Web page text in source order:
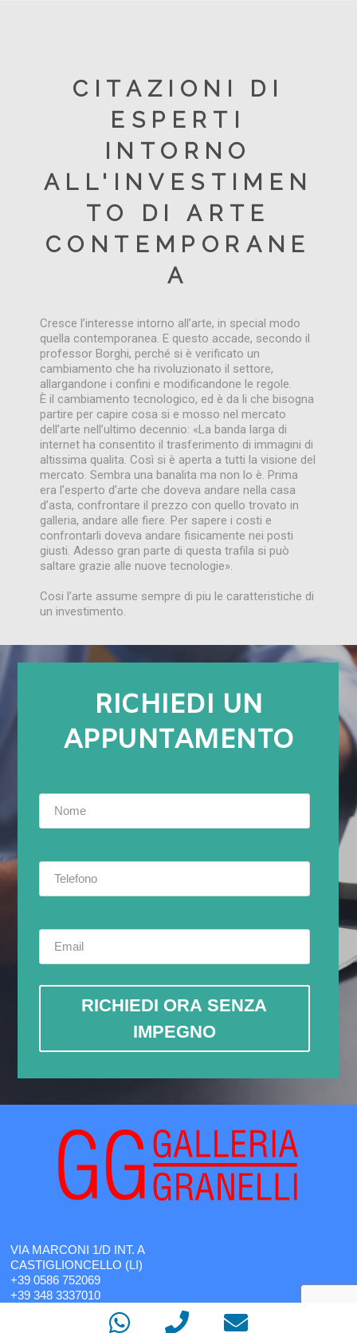
CITAZIONI DI
ESPERTI
INTORNO
ALL'INVESTIMEN
TO DI ARTE
CONTEMPORANE
A
Cresce l’interesse intorno all’arte, in special modo
quella contemporanea. E questo accade, secondo il
professor Borghi, perché si è verificato un
cambiamento che ha rivoluzionato il settore,
allargandone i confini e modificandone le regole.
È il cambiamento tecnologico, ed è da li che bisogna
partire per capire cosa si e mosso nel mercato
dell’arte nell’ultimo decennio: «La banda larga di
internet ha consentito il trasferimento di immagini di
altissima qualita. Così si è aperta a tutti la visione del
mercato. Sembra una banalita ma non lo è. Prima
era l’esperto d’arte che doveva andare nella casa
d’asta, confrontare il prezzo con quello trovato in
galleria, andare alle fiere. Per sapere i costi e
confrontarli doveva andare fisicamente nei posti
giusti. Adesso gran parte di questa trafila si può
saltare grazie alle nuove tecnologie».
Cosi l’arte assume sempre di piu le caratteristiche di
un investimento.
RICHIEDI UN
APPUNTAMENTO
RICHIEDI ORA SENZA
IMPEGNO
VIA MARCONI 1/D INT. A
CASTIGLIONCELLO (LI)
+39 0586 752069
+39 348 3337010
INFO@GALLERIAGRANELLI.IT